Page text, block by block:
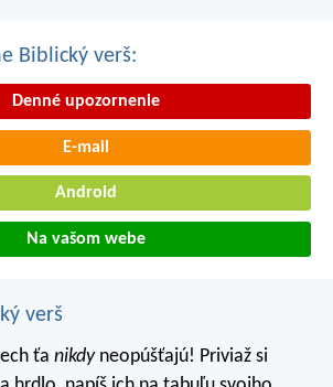
Biblický verš:
Denné upozornenie
E-mail
Android
Na vašom webe
verš
ťa nikdyneopúšťajú! Priviaž si